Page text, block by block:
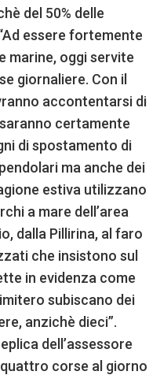
del 50% delle
essere fortemente
marine, oggi servite
giornaliere. Con il
accontentarsi di
certamente
di spostamento di
ma anche dei
estiva utilizzano
a mare dell’area
dalla Pillirina, al faro
che insistono sul
in evidenza come
subiscano dei
anzichè dieci”.
dell’assessore
corse al giorno